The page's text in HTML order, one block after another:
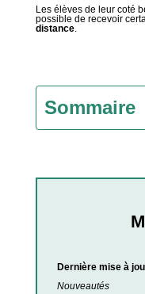
Les élèves de leur coté
possible de recevoir
distance.
Sommaire
Dernière mise à
Nouveautés